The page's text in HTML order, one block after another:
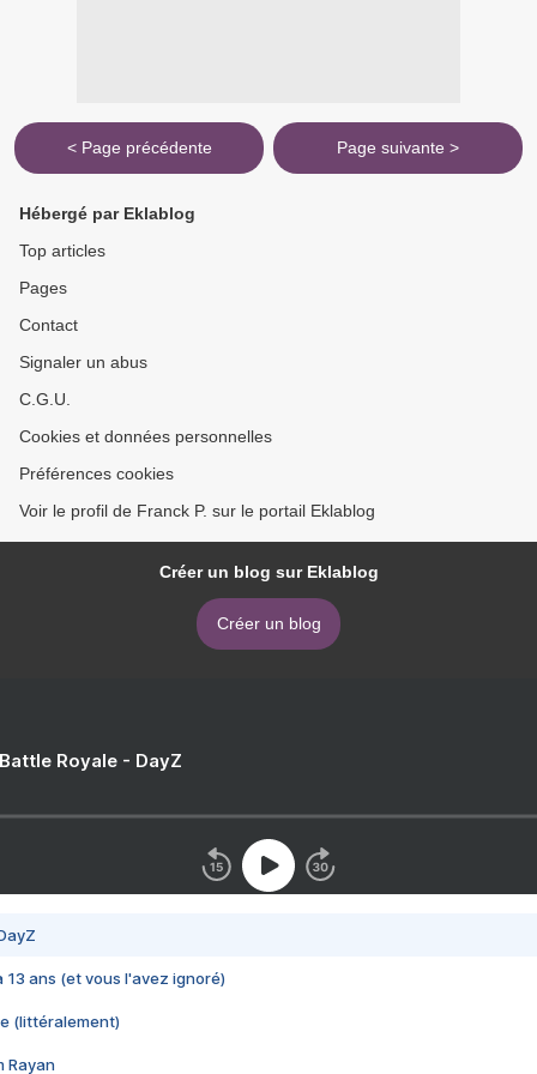
< Page précédente Page suivante >
Hébergé par Eklablog
Top articles
Pages
Contact
Signaler un abus
C.G.U.
Cookies et données personnelles
Préférences cookies
Voir le profil de Franck P. sur le portail Eklablog
Créer un blog sur Eklablog
Créer un blog
Royale - DayZ
13 ans (et vous l'avez ignoré)
(littéralement)
Rayan